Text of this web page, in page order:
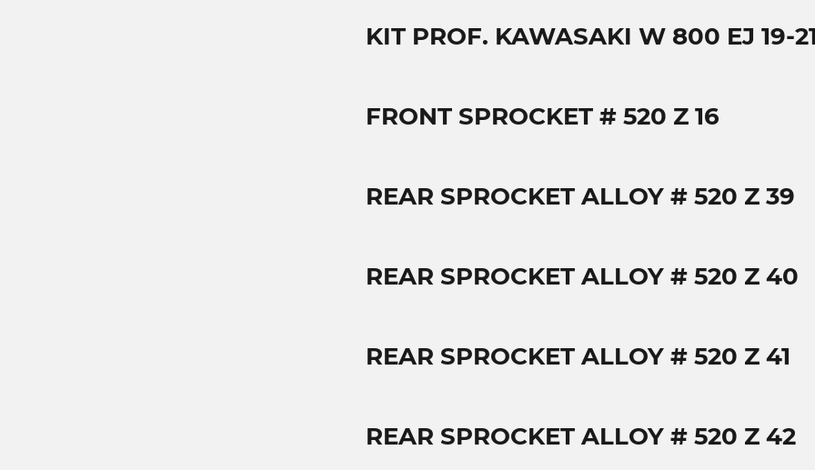
KIT PROF. KAWASAKI W 800 EJ 19-
FRONT SPROCKET # 520 Z 16
REAR SPROCKET ALLOY # 520 Z 39
REAR SPROCKET ALLOY # 520 Z 40
REAR SPROCKET ALLOY # 520 Z 41
REAR SPROCKET ALLOY # 520 Z 42